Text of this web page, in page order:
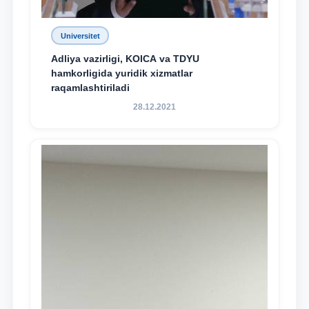
Universitet
Adliya vazirligi, KOICA va TDYU
hamkorligida yuridik xizmatlar
raqamlashtiriladi
28.12.2021